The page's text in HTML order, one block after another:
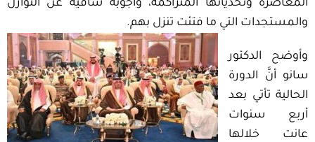
المعاصرة وتحدياتها المتراكمة، وأجوبة شافية عن النوازل
والمستجدات التي ما فتئت تنزل بهم.
وأوضح الدكتور
سانو أنَّ الدورة
الحالية تأتي بعد
أربع سنوات
عانت خلالها